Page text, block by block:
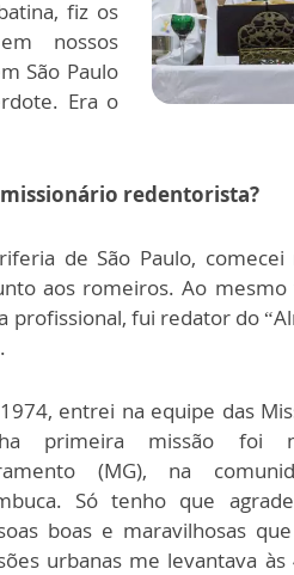
fiz os
nossos
São Paulo
Era o
redentorista?
de São Paulo, comecei
aos romeiros. Ao
profissional, fui redator do
entrei na equipe das
primeira missão foi
(MG), na
Só tenho que
boas e maravilhosas
urbanas me levantava